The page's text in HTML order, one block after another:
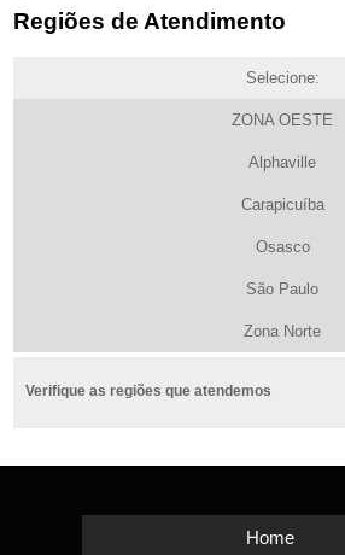
Regiões de Atendimento
Selecione:
ZONA OESTE
Alphaville
Carapicuíba
Osasco
São Paulo
Zona Norte
Verifique as regiões que atendemos
Home